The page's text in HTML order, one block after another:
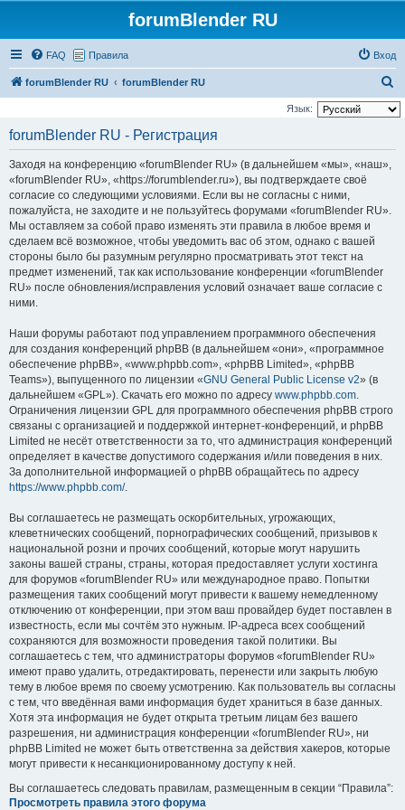
forumBlender RU
FAQ Правила Вход
forumBlender RU forumBlender RU
о
Язык:
forumBlender RU - Регистрация
Заходя на конференцию «forumBlender RU» (в дальнейшем «мы», «наш»,
«forumBlender RU», «https://forumblender.ru»), вы подтверждаете своё
согласие со следующими условиями. Если вы не согласны с ними,
пожалуйста, не заходите и не пользуйтесь форумами «forumBlender RU».
Мы оставляем за собой право изменять эти правила в любое время и
сделаем всё возможное, чтобы уведомить вас об этом, однако с вашей
стороны было бы разумным регулярно просматривать этот текст на
предмет изменений, так как использование конференции «forumBlender
RU» после обновления/исправления условий означает ваше согласие с
ними.
Наши форумы работают под управлением программного обеспечения
для создания конференций phpBB (в дальнейшем «они», «программное
обеспечение phpBB», «www.phpbb.com», «phpBB Limited», «phpBB
Teams»), выпущенного по лицензии «GNU General Public License v2» (в
дальнейшем «GPL»). Скачать его можно по адресу www.phpbb.com.
Ограничения лицензии GPL для программного обеспечения phpBB строго
связаны с организацией и поддержкой интернет-конференций, и phpBB
Limited не несёт ответственности за то, что администрация конференций
определяет в качестве допустимого содержания и/или поведения в них.
За дополнительной информацией о phpBB обращайтесь по адресу
https://www.phpbb.com/.
Вы соглашаетесь не размещать оскорбительных, угрожающих,
клеветнических сообщений, порнографических сообщений, призывов к
национальной розни и прочих сообщений, которые могут нарушить
законы вашей страны, страны, которая предоставляет услуги хостинга
для форумов «forumBlender RU» или международное право. Попытки
размещения таких сообщений могут привести к вашему немедленному
отключению от конференции, при этом ваш провайдер будет поставлен в
известность, если мы сочтём это нужным. IP-адреса всех сообщений
сохраняются для возможности проведения такой политики. Вы
соглашаетесь с тем, что администраторы форумов «forumBlender RU»
имеют право удалить, отредактировать, перенести или закрыть любую
тему в любое время по своему усмотрению. Как пользователь вы согласны
с тем, что введённая вами информация будет храниться в базе данных.
Хотя эта информация не будет открыта третьим лицам без вашего
разрешения, ни администрация конференции «forumBlender RU», ни
phpBB Limited не может быть ответственна за действия хакеров, которые
могут привести к несанкционированному доступу к ней.
Вы соглашаетесь следовать правилам, размещенным в секции “Правила”:
Просмотреть правила этого форума